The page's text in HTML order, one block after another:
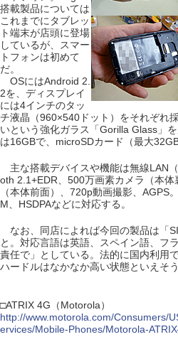
搭載製品については
これまでにタブレッ
ト端末が店頭に登場
しているが、スマー
トフォンは初めて
だ。
OSにはAndroid 2.
2を、ディスプレイ
には4インチのタッ
チ液晶（960×540ドット）をそれぞれ
いという強化ガラス「Gorilla Glass」
は16GBで、microSDカード（最大
主な搭載デバイスや機能は無線LAN
oth 2.1+EDR、500万画素カメラ（本体
（本体前面）、720p動画撮影、AGPS
M、HSDPAなどに対応する。
なお、同店によれば今回の製品は「
と。対応言語は英語、スペイン語、フ
責任で」としている。法的に国内利用
ハードルはなかなか高い状態といえそう
□ATRIX 4G（Motorola）
http://www.motorola.com/Consumers/
ervices/Mobile-Phones/Motorola-